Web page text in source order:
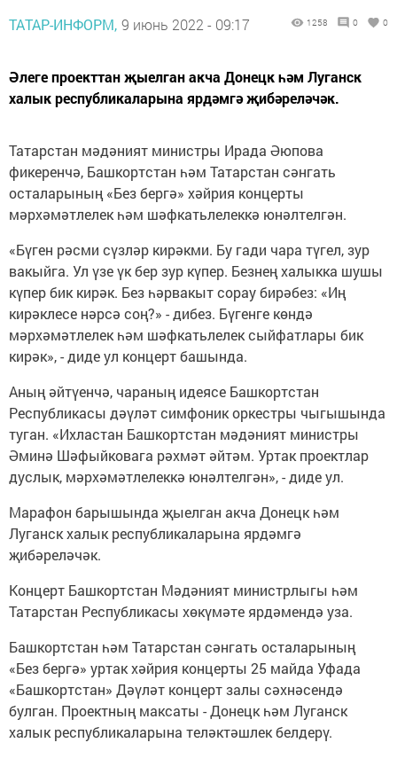
ТАТАР-ИНФОРМ, 9 июнь 2022 - 09:17 1258 0 0
Әлеге проекттан җыелган акча Донецк һәм Луганск
халык республикаларына ярдәмгә җибәреләчәк.
Татарстан мәдәният министры Ирада Әюпова
фикеренчә, Башкортстан һәм Татарстан сәнгать
осталарының «Без бергә» хәйрия концерты
мәрхәмәтлелек һәм шәфкатьлелеккә юнәлтелгән.
«Бүген рәсми сүзләр кирәкми. Бу гади чара түгел, зур
вакыйга. Ул үзе үк бер зур күпер. Безнең халыкка шушы
күпер бик кирәк. Без һәрвакыт сорау бирәбез: «Иң
кирәклесе нәрсә соң?» - дибез. Бүгенге көндә
мәрхәмәтлелек һәм шәфкатьлелек сыйфатлары бик
кирәк», - диде ул концерт башында.
Аның әйтүенчә, чараның идеясе Башкортстан
Республикасы дәүләт симфоник оркестры чыгышында
туган. «Ихластан Башкортстан мәдәният министры
Әминә Шәфыйковага рәхмәт әйтәм. Уртак проектлар
дуслык, мәрхәмәтлелеккә юнәлтелгән», - диде ул.
Марафон барышында җыелган акча Донецк һәм
Луганск халык республикаларына ярдәмгә
җибәреләчәк.
Концерт Башкортстан Мәдәният министрлыгы һәм
Татарстан Республикасы хөкүмәте ярдәмендә уза.
Башкортстан һәм Татарстан сәнгать осталарының
«Без бергә» уртак хәйрия концерты 25 майда Уфада
«Башкортстан» Дәүләт концерт залы сәхнәсендә
булган. Проектның максаты - Донецк һәм Луганск
халык республикаларына теләктәшлек белдерү.